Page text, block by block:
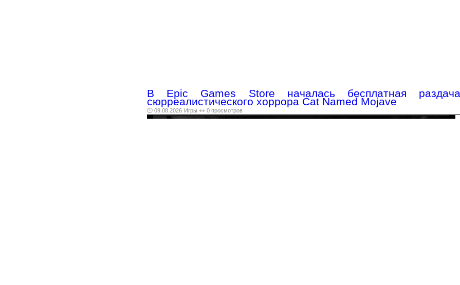
В Epic Games Store началась бесплатная раздача
сюрреалистического хоррора Cat Named Mojave
🕑 09.08.2026 Игры 👀 0 просмотров